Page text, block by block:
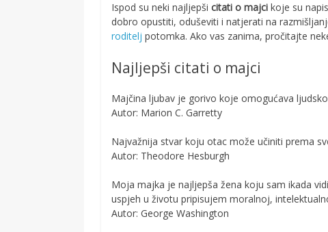
Ispod su neki najljepšicitati o majci koje su
dobro opustiti, oduševiti i natjerati na
roditelj potomka. Ako vas zanima, pročitajte
Najljepši citati o majci
Majčina ljubav je gorivo koje omogućava
Autor: Marion C. Garretty
Najvažnija stvar koju otac može učiniti prema
Autor: Theodore Hesburgh
Moja majka je najljepša žena koju sam ikada
uspjeh u životu pripisujem moralnoj,
Autor: George Washington